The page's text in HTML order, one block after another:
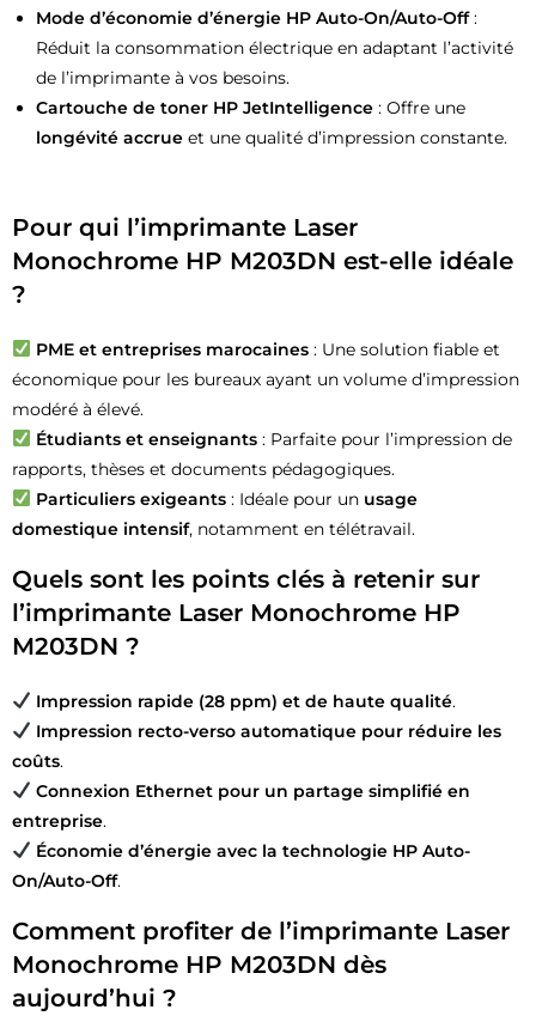
Mode d’économie d’énergie HP Auto-On/Auto-Off:
Réduit la consommation électrique en adaptant l’activité
de l’imprimante à vos besoins.
Cartouche de toner HP JetIntelligence : Offre une
longévité accrue et une qualité d’impression constante.
Pour qui l’imprimante Laser
Monochrome HP M203DN est-elle idéale
?
PME et entreprises marocaines: Une solution fiable et
économique pour les bureaux ayant un volume d’impression
modéré à élevé.
Étudiants et enseignants: Parfaite pour l’impression de
rapports, thèses et documents pédagogiques.
Particuliers exigeants: Idéale pour un usage
domestique intensif, notamment en télétravail.
Quels sont les points clés à retenir sur
l’imprimante Laser Monochrome HP
M203DN ?
Impression rapide (28 ppm) et de haute qualité.
Impression recto-verso automatique pour réduire les
coûts.
Connexion Ethernet pour un partage simplifié en
entreprise.
Économie d’énergie avec la technologie HP Auto-
On/Auto-Off.
Comment profiter de l’imprimante Laser
Monochrome HP M203DN dès
aujourd’hui ?